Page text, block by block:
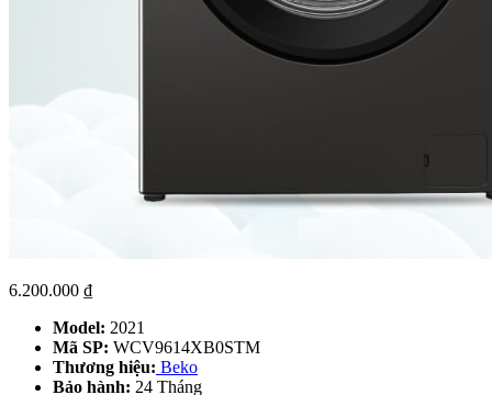
6.200.000 ₫
Model: 2021
Mã SP: WCV9614XB0STM
Thương hiệu: Beko
Bảo hành: 24 Tháng